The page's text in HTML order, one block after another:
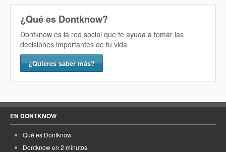
¿Qué es Dontknow?
Dontknow es la red social que te ayuda a tomar las
decisiones importantes de tu vida
¿Quieres saber más?
EN DONTKNOW
Qué es Dontknow
Dontknow en 2 minutos